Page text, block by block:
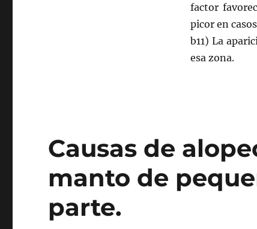
factor
picor en
b11) La
esa zona.
Causas de
manto de
parte.